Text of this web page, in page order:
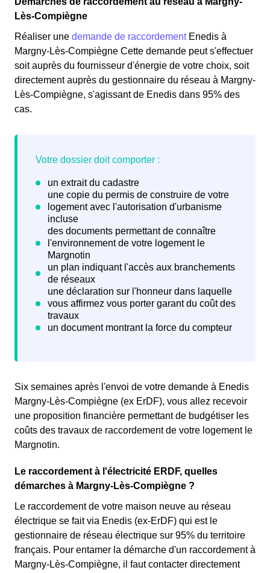
Lès-Compiègne
Réaliser une demande de raccordementEnedis à
Margny-Lès-Compiègne Cette demande peut s'effectuer
soit auprès du fournisseur d'énergie de votre choix, soit
directement auprès du gestionnaire du réseau à Margny-
Lès-Compiègne, s'agissant de Enedis dans 95% des
cas.
Six semaines après l'envoi de votre demande à Enedis
Margny-Lès-Compiègne (ex ErDF), vous allez recevoir
une proposition financière permettant de budgétiser les
coûts des travaux de raccordement de votre logement le
Margnotin.
Le raccordement à l'électricité ERDF, quelles
démarches à Margny-Lès-Compiègne ?
Le raccordement de votre maison neuve au réseau
électrique se fait via Enedis (ex-ErDF) qui est le
gestionnaire de réseau électrique sur 95% du territoire
français. Pour entamer la démarche d'un raccordement à
Margny-Lès-Compiègne, il faut contacter directement